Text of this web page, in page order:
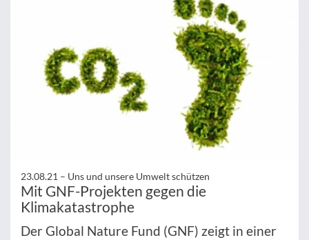
23.08.21 – Uns und unsere Umwelt schützen
Mit GNF-Projekten gegen die
Klimakatastrophe
Der Global Nature Fund (GNF) zeigt in einer